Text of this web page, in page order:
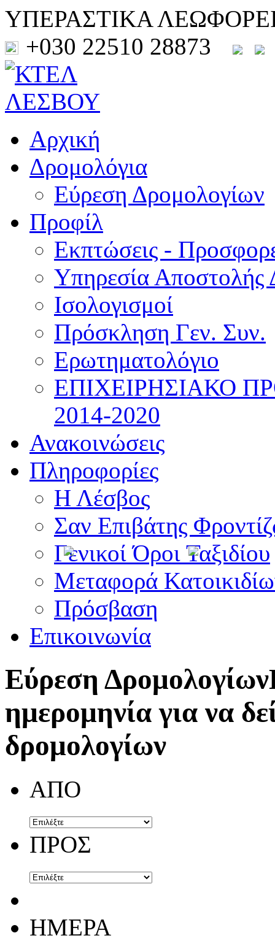
ΥΠΕΡΑΣΤΙΚΑ
+030 22510 28873
Αρχική
Δρομολόγια
Εύρεση Δρομολογίων
Προφίλ
Εκπτώσεις -
Υπηρεσία Αποστολής
Ισολογισμοί
Πρόσκληση Γεν. Συν.
Ερωτηματολόγιο
ΕΠΙΧΕΙΡΗΣΙΑΚΟ
2014-2020
Ανακοινώσεις
Πληροφορίες
Η Λέσβος
Σαν Επιβάτης
Γενικοί Όροι Ταξιδίου
Μεταφορά
Πρόσβαση
Επικοινωνία
Εύρεση Δρομολογίων
ημερομηνία για να
δρομολογίων
ΑΠΟ
ΠΡΟΣ
ΗΜΕΡΑ